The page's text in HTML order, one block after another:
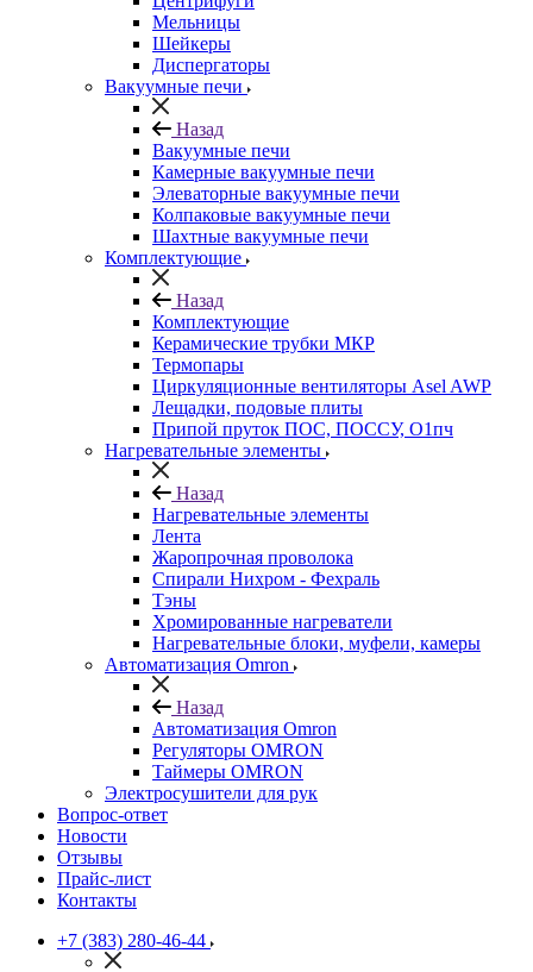
Мельницы
Шейкеры
Диспергаторы
Вакуумные печи
Назад
Вакуумные печи
Камерные вакуумные печи
Элеваторные вакуумные печи
Колпаковые вакуумные печи
Шахтные вакуумные печи
Комплектующие
Назад
Комплектующие
Керамические трубки МКР
Термопары
Циркуляционные вентиляторы Asel AWP
Лещадки, подовые плиты
Припой пруток ПОС, ПОССУ, О1пч
Нагревательные элементы
Назад
Нагревательные элементы
Лента
Жаропрочная проволока
Спирали Нихром - Фехраль
Тэны
Хромированные нагреватели
Нагревательные блоки, муфели, камеры
Автоматизация Omron
Назад
Автоматизация Omron
Регуляторы OMRON
Таймеры OMRON
Электросушители для рук
Вопрос-ответ
Новости
Отзывы
Прайс-лист
Контакты
+7 (383) 280-46-44